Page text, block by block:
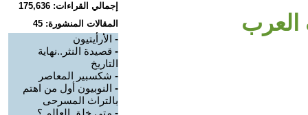
إجمالي القراءات: 175,636
المقالات المنشورة: 45
- الأرأيتيون
- قصيدة النثر..نهاية
التاريخ
- شكسبير المعاصر
- النوبيون أول من اهتم
بالتراث المسرحى
- متى خلق العالم ؟